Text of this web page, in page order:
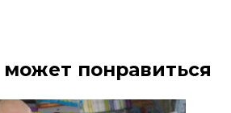
понравиться